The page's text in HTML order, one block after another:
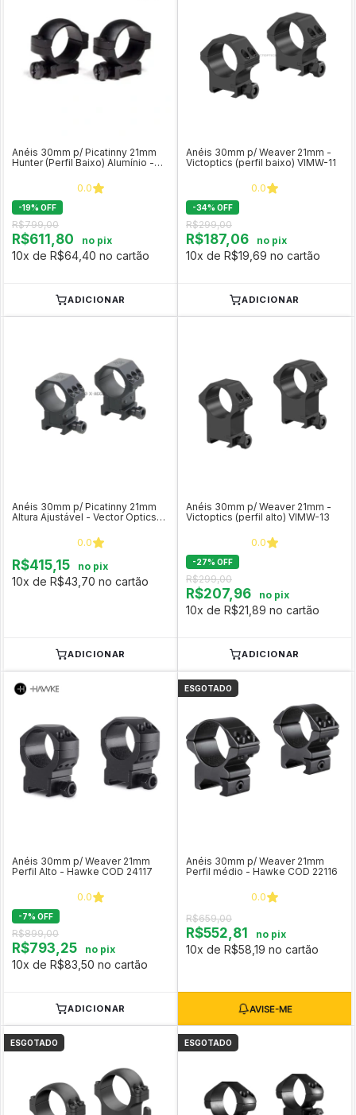
Anéis 30mm p/ Picatinny 21mm
Hunter (Perfil Baixo) Alumínio -
0.0
-19% OFF
R$799,00
R$611,80 no pix
10x de R$64,40 no cartão
ADICIONAR
Anéis 30mm p/ Weaver 21mm -
Victoptics (perfil baixo) VIMW-11
0.0
-34% OFF
R$299,00
R$187,06 no pix
10x de R$19,69 no cartão
ADICIONAR
Anéis 30mm p/ Picatinny 21mm
Altura Ajustável - Vector Optics
0.0
R$415,15 no pix
10x de R$43,70 no cartão
ADICIONAR
Anéis 30mm p/ Weaver 21mm -
Victoptics (perfil alto) VIMW-13
0.0
-27% OFF
R$299,00
R$207,96 no pix
10x de R$21,89 no cartão
ADICIONAR
Anéis 30mm p/ Weaver 21mm
Perfil Alto - Hawke COD 24117
0.0
-7% OFF
R$899,00
R$793,25 no pix
10x de R$83,50 no cartão
ADICIONAR
ESGOTADO
Anéis 30mm p/ Weaver 21mm
Perfil médio - Hawke COD 22116
0.0
R$659,00
R$552,81 no pix
10x de R$58,19 no cartão
ESGOTADO ESGOTADO